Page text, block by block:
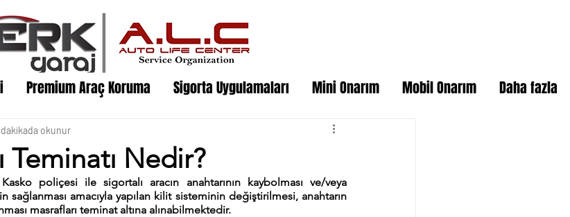
Premium Araç Koruma Sigorta Uygulamaları Mini Onarım Mobil Onarım Daha fazla
Teminatı Nedir?
okunur
poliçesi ile sigortalı aracın anahtarının kaybolması ve/veya
sağlanması amacıyla yapılan kilit sisteminin değiştirilmesi, anahtarın
masrafları teminat altına alınabilmektedir.